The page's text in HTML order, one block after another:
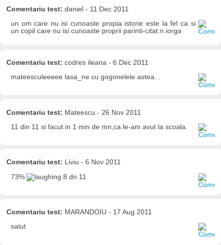
Comentariu test: daniel - 11 Dec 2011
un om care nu isi cunoaste propia istorie este la fel ca si
un copil care nu isi cunoaste proprii parinti-citat:n.iorga
Comentariu test: codres ileana - 6 Dec 2011
mateesculeeeee lasa_ne cu gogonelele astea...
Comentariu test: Mateescu - 26 Nov 2011
11 din 11 si facut in 1 min de mn,ca le-am avut la scoala.
Comentariu test: Liviu - 6 Nov 2011
73%
8 dn 11
Comentariu test: MARANDOIU - 17 Aug 2011
salut